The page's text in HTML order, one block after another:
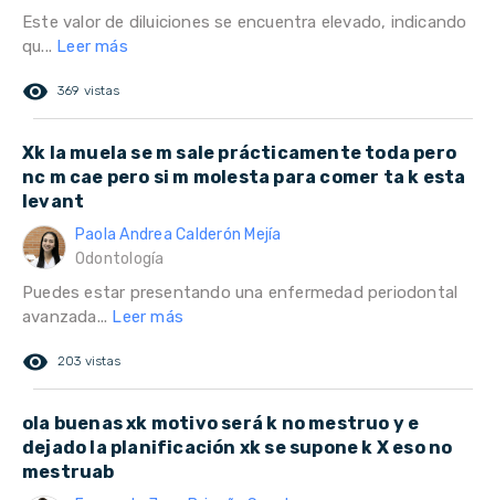
Este valor de diluiciones se encuentra elevado, indicando
qu... Leer más
remove_red_eye 369 vistas
Xk la muela se m sale prácticamente toda pero
nc m cae pero si m molesta para comer ta k esta
levant
Paola Andrea Calderón Mejía
Odontología
Puedes estar presentando una enfermedad periodontal
avanzada... Leer más
remove_red_eye 203 vistas
ola buenas xk motivo será k no mestruo y e
dejado la planificación xk se supone k X eso no
mestruab